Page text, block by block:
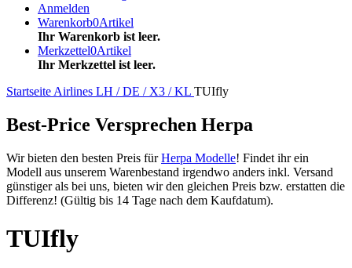
Anmelden
Warenkorb0Artikel
Ihr Warenkorb ist leer.
Merkzettel0Artikel
Ihr Merkzettel ist leer.
Startseite Airlines LH / DE / X3 / KL TUIfly
Best-Price Versprechen Herpa
Wir bieten den besten Preis fürHerpa Modelle! Findet ihr ein
Modell aus unserem Warenbestand irgendwo anders inkl. Versand
günstiger als bei uns, bieten wir den gleichen Preis bzw. erstatten die
Differenz! (Gültig bis 14 Tage nach dem Kaufdatum).
TUIfly